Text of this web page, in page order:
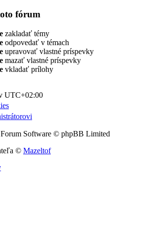
fórum
zakladať témy
odpovedať v témach
upravovať vlastné príspevky
mazať vlastné príspevky
vkladať prílohy
UTC+02:00
Software © phpBB Limited
© Mazeltof